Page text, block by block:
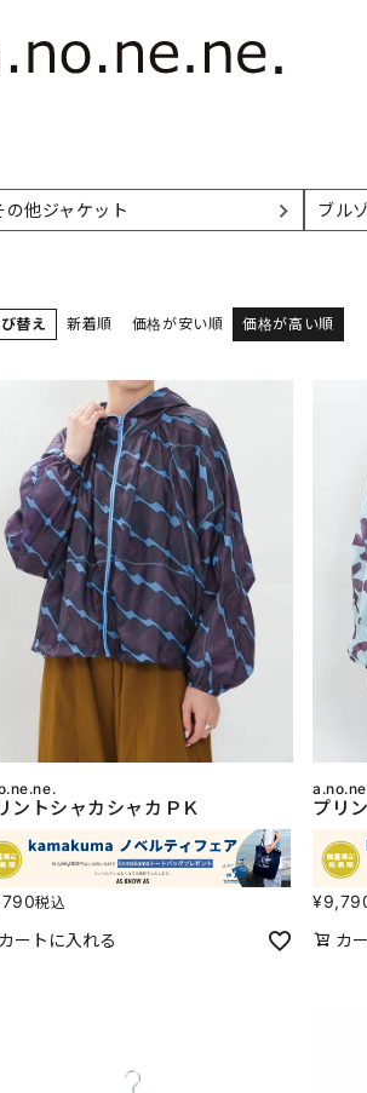
の他ジャケット ブル
替え 新着順 価格が安い順 価格が高い順
ントシャカシャカＰＫ
税込
カートに入れる
プリ
¥
カ